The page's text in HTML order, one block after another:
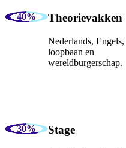
Theorievakken
Nederlands, Engels,
loopbaan en
wereldburgerschap.
Stage